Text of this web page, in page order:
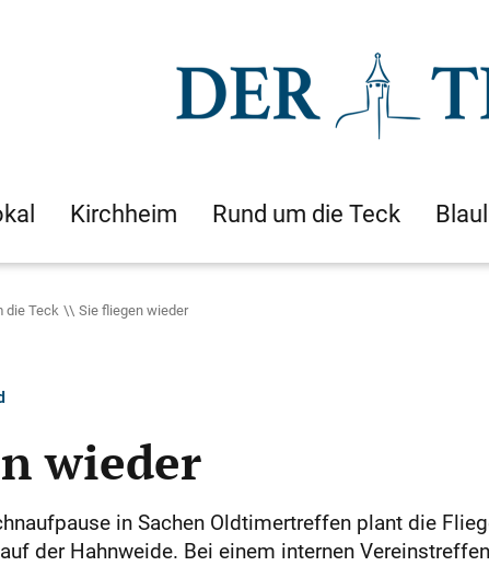
Kirchheim Rund um die Teck
die Teck Sie fliegen wieder
wieder
in Sachen Oldtimer­treffen plant die
der Hahnweide. Bei einem ­internen